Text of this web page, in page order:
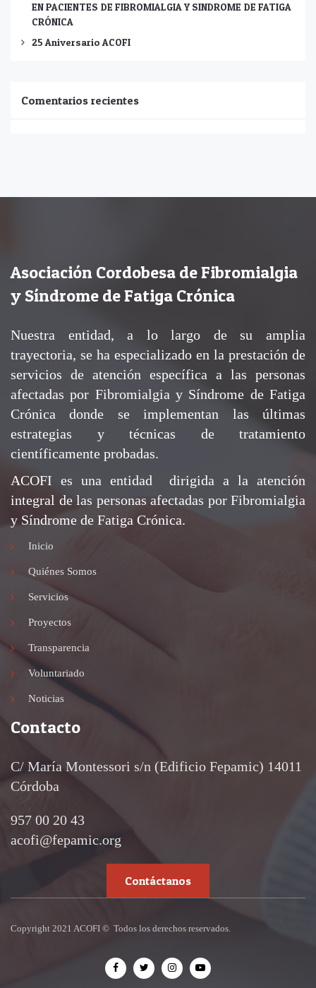
EN PACIENTES DE FIBROMIALGIA Y SINDROME DE FATIGA
CRÓNICA
25 Aniversario ACOFI
Comentarios recientes
Asociación Cordobesa de Fibromialgia
y Síndrome de Fatiga Crónica
Nuestra entidad, a lo largo de su amplia
trayectoria, se ha especializado en la prestación de
servicios de atención específica a las personas
afectadas por Fibromialgia y Síndrome de Fatiga
Crónica donde se implementan las últimas
estrategias y técnicas de tratamiento
científicamente probadas.
ACOFI es una entidad dirigida a la atención
integral de las personas afectadas por Fibromialgia
y Síndrome de Fatiga Crónica.
Inicio
Quiénes Somos
Servicios
Proyectos
Transparencia
Voluntariado
Noticias
Contacto
C/ María Montessori s/n (Edificio Fepamic) 14011
Córdoba
957 00 20 43
acofi@fepamic.org
Contáctanos
Copyright 2021 ACOFI © Todos los derechos reservados.